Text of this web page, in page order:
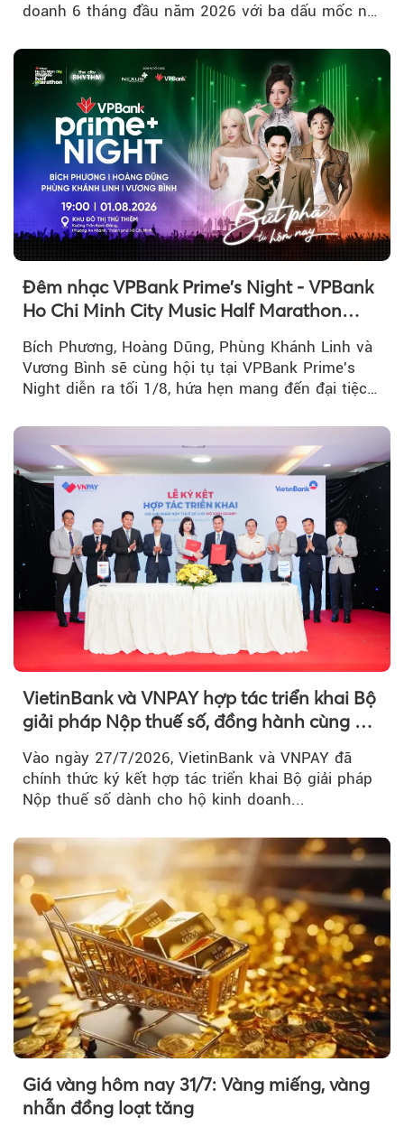
doanh 6 tháng đầu năm 2026 với ba dấu mốc nổi
Đêm nhạc VPBank Prime's Night - VPBank
Ho Chi Minh City Music Half Marathon
Bích Phương, Hoàng Dũng, Phùng Khánh Linh và
Vương Bình sẽ cùng hội tụ tại VPBank Prime's
Night diễn ra tối 1/8, hứa hẹn mang đến đại tiệc
VietinBank và VNPAY hợp tác triển khai Bộ
giải pháp Nộp thuế số, đồng hành cùng hộ
Vào ngày 27/7/2026, VietinBank và VNPAY đã
chính thức ký kết hợp tác triển khai Bộ giải pháp
Nộp thuế số dành cho hộ kinh doanh...
Giá vàng hôm nay 31/7: Vàng miếng, vàng
nhẫn đồng loạt tăng